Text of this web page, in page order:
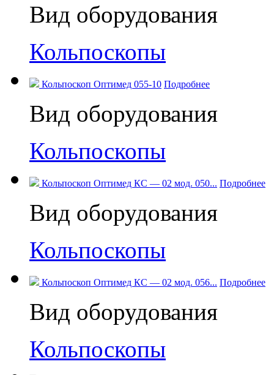
Вид оборудования
Кольпоскопы
Кольпоскоп Оптимед 055-10 Подробнее
Вид оборудования
Кольпоскопы
Кольпоскоп Оптимед КС — 02 мод. 050... Подробнее
Вид оборудования
Кольпоскопы
Кольпоскоп Оптимед КС — 02 мод. 056... Подробнее
Вид оборудования
Кольпоскопы